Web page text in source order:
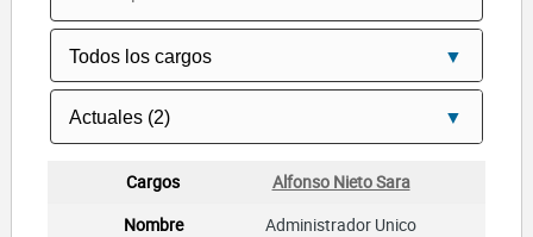
Alfonso Nieto Sara
Administrador Unico